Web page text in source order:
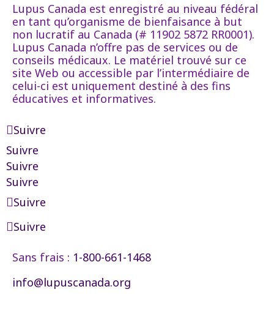
Lupus Canada est enregistré au niveau fédéral
en tant qu’organisme de bienfaisance à but
non lucratif au Canada (# 11902 5872 RR0001).
Lupus Canada n’offre pas de services ou de
conseils médicaux. Le matériel trouvé sur ce
site Web ou accessible par l’intermédiaire de
celui-ci est uniquement destiné à des fins
éducatives et informatives.
Suivre
Suivre
Suivre
Suivre
Suivre
Suivre
Sans frais : 1-800-661-1468
info@lupuscanada.org